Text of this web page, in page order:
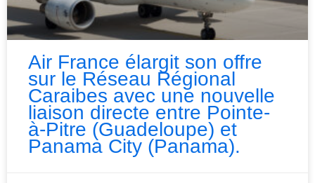
Air France élargit son offre
sur le Réseau Régional
Caraibes avec une nouvelle
liaison directe entre Pointe-
à-Pitre (Guadeloupe) et
Panama City (Panama).